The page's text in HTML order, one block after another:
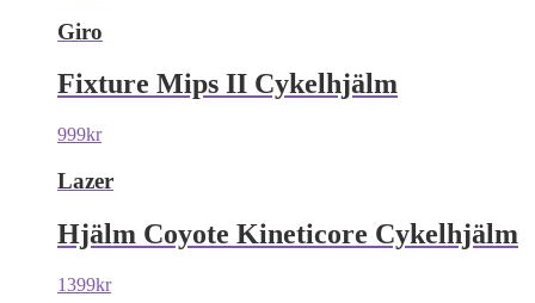
Giro
Fixture Mips II Cykelhjälm
999kr
Lazer
Hjälm Coyote Kineticore Cykelhjälm
1399kr